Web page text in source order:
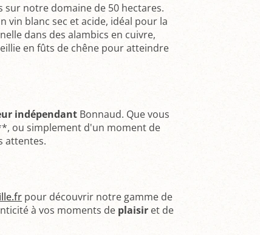
notre domaine de 50 hectares.
blanc sec et acide, idéal pour la
dans des alambics en cuivre,
en fûts de chêne pour atteindre
indépendant Bonnaud. Que vous
ou simplement d'un moment de
attentes.
pour découvrir notre gamme de
à vos moments de plaisir et de